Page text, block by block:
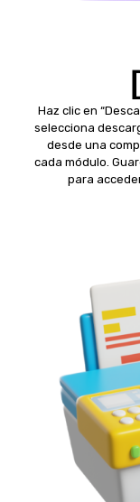
Haz clic en
selecciona
desde una
cada módulo.
para